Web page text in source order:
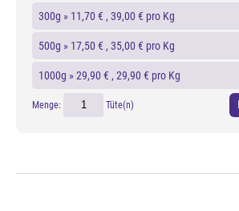
300g » 11,70 € , 39,00 € pro Kg
500g » 17,50 € , 35,00 € pro Kg
1000g »29,90 € , 29,90 € pro Kg
Menge: Tüte(n)